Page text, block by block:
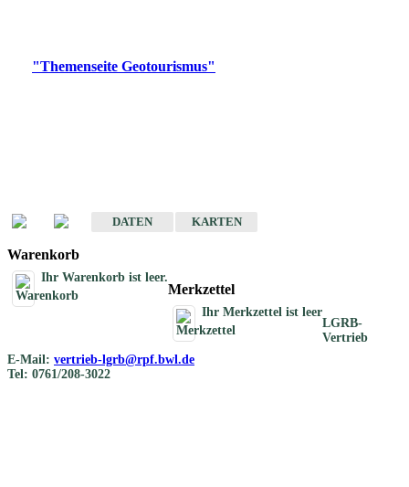
"Themenseite Geotourismus"
DATEN
KARTEN
Warenkorb
Ihr Warenkorb ist leer.
Merkzettel
Ihr Merkzettel ist leer
LGRB-
Vertrieb
E-Mail: vertrieb-lgrb@rpf.bwl.de
Tel: 0761/208-3022